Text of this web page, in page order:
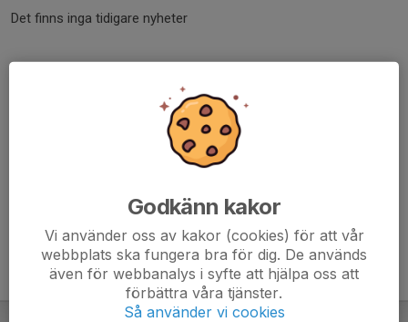
Det finns inga tidigare nyheter
Godkänn kakor
Vi använder oss av kakor (cookies) för att vår
webbplats ska fungera bra för dig. De används
även för webbanalys i syfte att hjälpa oss att
förbättra våra tjänster.
Så använder vi cookies